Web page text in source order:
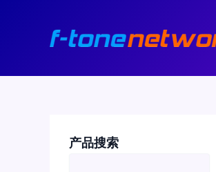
产品搜索